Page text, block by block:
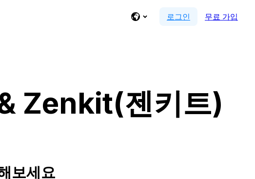
로그인 무료 가입
Zenkit(젠키트)
보세요